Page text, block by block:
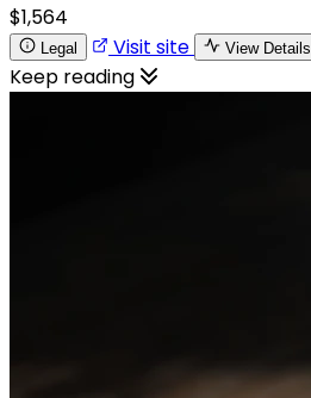
$1,564
Legal Visit site View Details
Keep reading